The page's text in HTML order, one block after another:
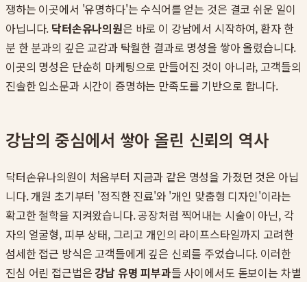
쟁하는 이곳에서 '유명하다'는 수식어를 얻는 것은 결코 쉬운 일이
아닙니다. 닥터손유나의원은 바로 이 강남에서 시작하여, 환자 한
분 한 분과의 깊은 교감과 탁월한 결과로 명성을 쌓아 올렸습니다.
이곳의 명성은 단순히 마케팅으로 만들어진 것이 아니라, 고객들의
진솔한 입소문과 시간이 증명하는 만족도를 기반으로 합니다.
강남의 중심에서 쌓아 올린 신뢰의 역사
닥터손유나의원이 처음부터 지금과 같은 명성을 가졌던 것은 아닙
니다. 개원 초기부터 '정직한 진료'와 '개인 맞춤형 디자인'이라는
확고한 철학을 지켜왔습니다. 공장처럼 찍어내는 시술이 아닌, 각
자의 얼굴형, 피부 상태, 그리고 개인의 라이프스타일까지 고려한
섬세한 접근 방식은 고객들에게 깊은 신뢰를 주었습니다. 이러한
진심 어린 접근법은 강남 유명 피부과들 사이에서도 돋보이는 차별